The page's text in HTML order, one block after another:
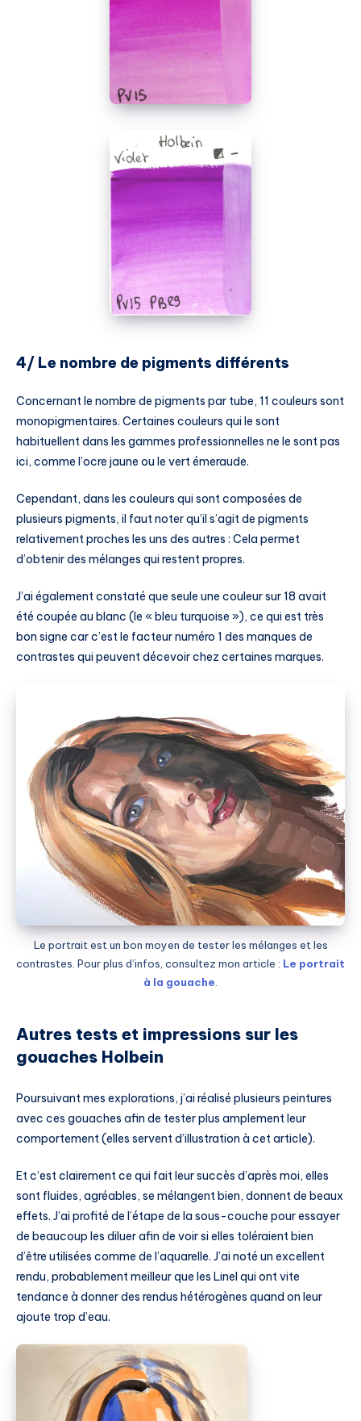
4/ Le nombre de pigments différents
Concernant le nombre de pigments par tube, 11 couleurs sont
monopigmentaires. Certaines couleurs qui le sont
habituellent dans les gammes professionnelles ne le sont pas
ici, comme l’ocre jaune ou le vert émeraude.
Cependant, dans les couleurs qui sont composées de
plusieurs pigments, il faut noter qu’il s’agit de pigments
relativement proches les uns des autres : Cela permet
d’obtenir des mélanges qui restent propres.
J’ai également constaté que seule une couleur sur 18 avait
été coupée au blanc (le « bleu turquoise »), ce qui est très
bon signe car c’est le facteur numéro 1 des manques de
contrastes qui peuvent décevoir chez certaines marques.
Le portrait est un bon moyen de tester les mélanges et les
contrastes. Pour plus d’infos, consultez mon article : Le portrait
à la gouache
Autres tests et impressions sur les
gouaches Holbein
Poursuivant mes explorations, j’ai réalisé plusieurs peintures
avec ces gouaches afin de tester plus amplement leur
comportement (elles servent d’illustration à cet article).
Et c’est clairement ce qui fait leur succès d’après moi, elles
sont fluides, agréables, se mélangent bien, donnent de beaux
effets. J’ai profité de l’étape de la sous-couche pour essayer
de beaucoup les diluer afin de voir si elles toléraient bien
d’être utilisées comme de l’aquarelle. J’ai noté un excellent
rendu, probablement meilleur que les Linel qui ont vite
tendance à donner des rendus hétérogènes quand on leur
ajoute trop d’eau.